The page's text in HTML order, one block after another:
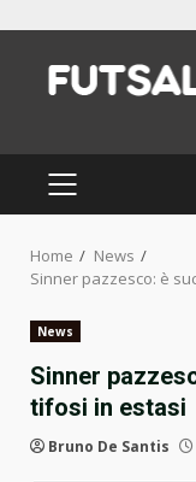
content
PRIMARY
MENU
Home
News
Sinner pazzesco: è
News
Sinner
tifosi in estasi
Bruno De Santis